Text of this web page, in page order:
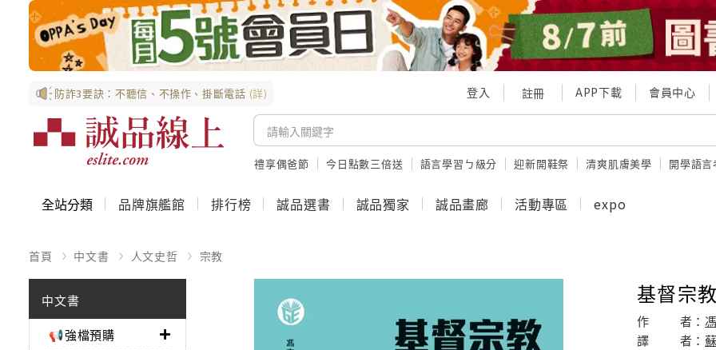
防詐3要訣：不聽信、不操作、掛斷電話 (詳) 登入 註冊 APP下載 會員中心
禮享偶爸節 今日點數三倍送 語言學習ㄅ級分 迎新開鞋祭 清爽肌膚美學 開學語
全站分類 品牌旗艦館 排行榜 誠品選書 誠品獨家 誠品畫廊 活動專區 expo
首頁 中文書 人文史哲 宗教
中文書
📢強檔預購
基督宗
作 者：
譯
者：